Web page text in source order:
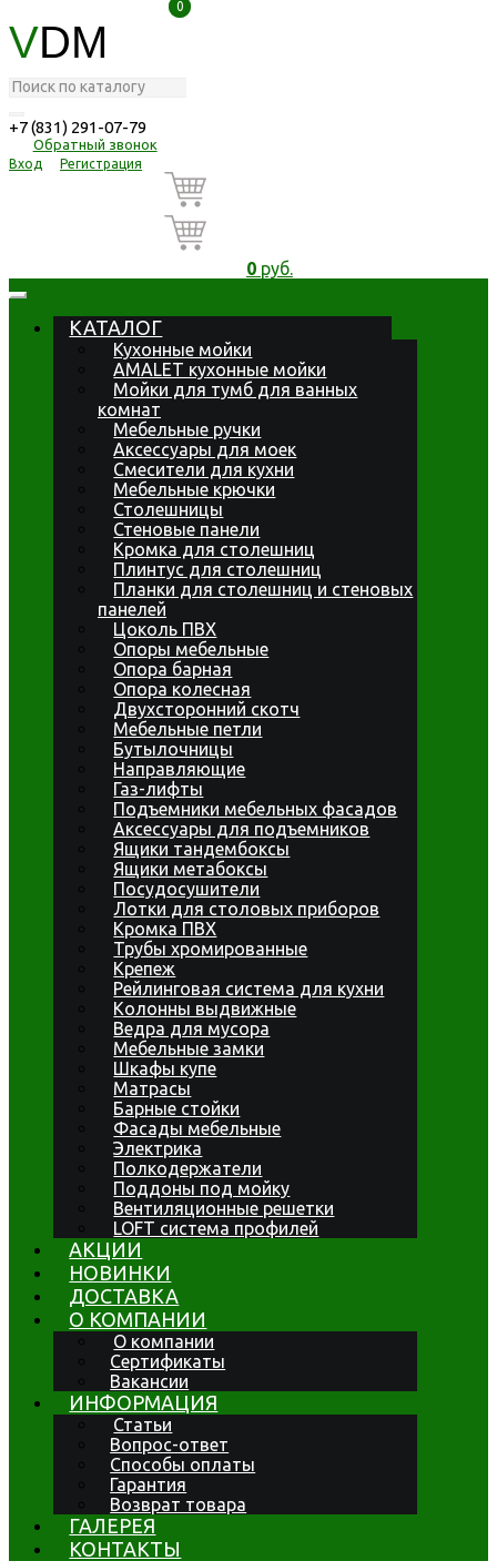
VDM
+7 (831) 291-07-79
Обратный звонок
Вход Регистрация
0
0
0руб.
КАТАЛОГ
Кухонные мойки
AMALET кухонные мойки
Мойки для тумб для ванных
комнат
Мебельные ручки
Аксессуары для моек
Смесители для кухни
Мебельные крючки
Столешницы
Стеновые панели
Кромка для столешниц
Плинтус для столешниц
Планки для столешниц и стеновых
панелей
Цоколь ПВХ
Опоры мебельные
Опора барная
Опора колесная
Двухсторонний скотч
Мебельные петли
Бутылочницы
Направляющие
Газ-лифты
Подъемники мебельных фасадов
Аксессуары для подъемников
Ящики тандембоксы
Ящики метабоксы
Посудосушители
Лотки для столовых приборов
Кромка ПВХ
Трубы хромированные
Крепеж
Рейлинговая система для кухни
Колонны выдвижные
Ведра для мусора
Мебельные замки
Шкафы купе
Матрасы
Барные стойки
Фасады мебельные
Электрика
Полкодержатели
Поддоны под мойку
Вентиляционные решетки
LOFT система профилей
АКЦИИ
НОВИНКИ
ДОСТАВКА
О КОМПАНИИ
О компании
Сертификаты
Вакансии
ИНФОРМАЦИЯ
Статьи
Вопрос-ответ
Способы оплаты
Гарантия
Возврат товара
ГАЛЕРЕЯ
КОНТАКТЫ